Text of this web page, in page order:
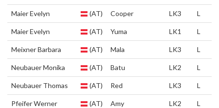
Maier Evelyn (AT) Cooper LK3 L
Maier Evelyn (AT) Yuma LK1 L
Meixner Barbara (AT) Mala LK3 L
Neubauer Monika (AT) Batu LK2 L
Neubauer Thomas (AT) Red LK3 L
Pfeifer Werner (AT) Amy LK2 L